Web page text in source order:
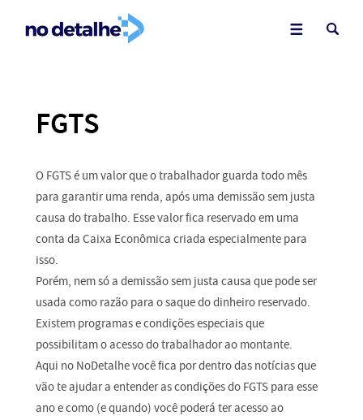
FGTS
O FGTS é um valor que o trabalhador guarda todo mês
para garantir uma renda, após uma demissão sem justa
causa do trabalho. Esse valor fica reservado em uma
conta da Caixa Econômica criada especialmente para
isso.
Porém, nem só a demissão sem justa causa que pode ser
usada como razão para o saque do dinheiro reservado.
Existem programas e condições especiais que
possibilitam o acesso do trabalhador ao montante.
Aqui no NoDetalhe você fica por dentro das notícias que
vão te ajudar a entender as condições do FGTS para esse
ano e como (e quando) você poderá ter acesso ao